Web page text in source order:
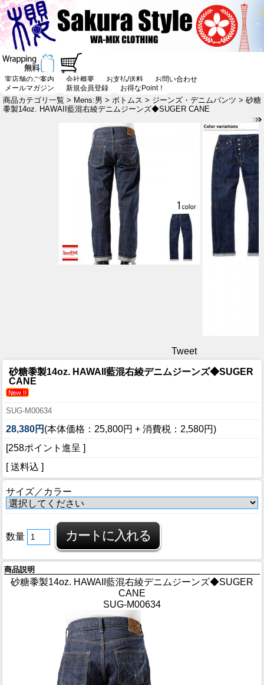
実店舗のご案内 会社概要 お支払/送料
お問い合わせ
メールマガジン
新規会員登録 お得なPoint！
商品カテゴリ一覧 > Mens:男 > ボトムス > ジーンズ・デニムパンツ > 砂糖
黍製14oz. HAWAII藍混右綾デニムジーンズ◆SUGER CANE
Tweet
砂糖黍製14oz. HAWAII藍混右綾デニムジーンズ◆SUGER
CANE
SUG-M00634
28,380円 (本体価格：25,800円 + 消費税：2,580円)
[258ポイント進呈 ]
[ 送料込 ]
サイズ／カラー
数量
商品説明
砂糖黍製14oz. HAWAII藍混右綾デニムジーンズ◆SUGER
CANE
SUG-M00634